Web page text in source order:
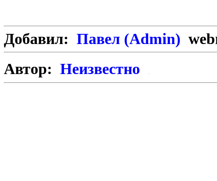
Добавил: Павел (Admin)
Автор: Неизвестно